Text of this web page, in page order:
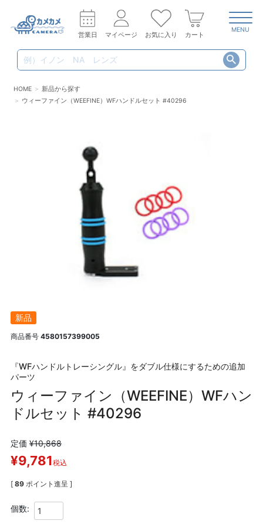
営業日 マイページ お気に入り カート
MENU
HOME
新品から探す
ウィーファイン（WEEFINE）WFハンドルセット #40296
新品
商品番号 4580157399005
『WFハンドルトレーシングル』をダブル仕様にするための追加
パーツ
ウィーファイン（WEEFINE）WFハン
ドルセット #40296
定価 ¥10,868
¥9,781税込
[ 89 ポイント進呈 ]